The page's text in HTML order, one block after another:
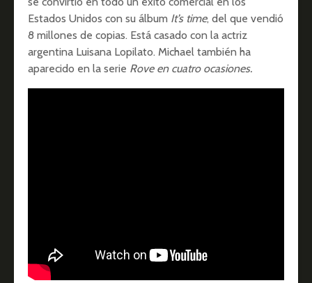
Estados Unidos con su álbum It’s time, del que vendió
8 millones de copias. Está casado con la actriz
argentina Luisana Lopilato. Michael también ha
aparecido en la serie Rove en cuatro ocasiones.